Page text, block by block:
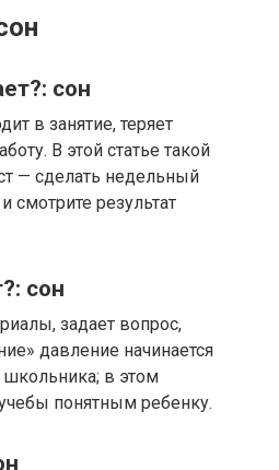
сон
в занятие, теряет
В этой статье такой
— сделать недельный
смотрите результат
сон
задает вопрос,
давление начинается
школьника; в этом
понятным ребенку.